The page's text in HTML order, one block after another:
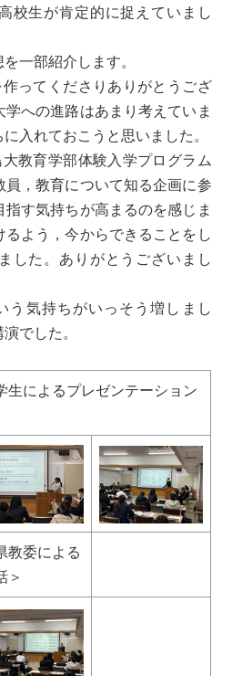
校生が肯定的に捉えていまし
部紹介します。
ってくださりありがとうござ
への進路はあまり考えていま
入れておこうと思いました。
教育学部体験入学プログラム
，教育について知る企画に参
す気持ちが高まるのを感じま
よう，今からできることをし
した。ありがとうございまし
気持ちがいっそう増しまし
でした。
生によるプレゼンテーション
教委による
＞